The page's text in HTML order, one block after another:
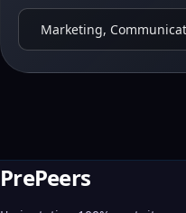
Marketing,
PrePeers